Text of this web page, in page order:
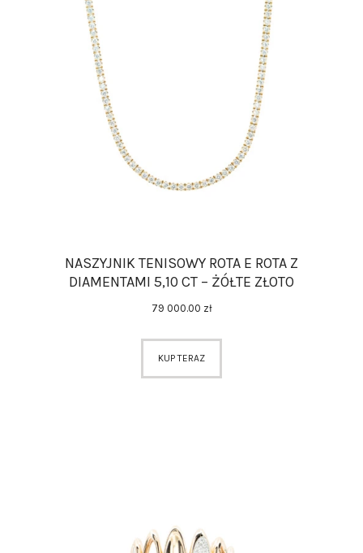
NASZYJNIK TENISOWY ROTA E ROTA Z
DIAMENTAMI 5,10 CT – ŻÓŁTE ZŁOTO
79 000.00 zł
KUP TERAZ